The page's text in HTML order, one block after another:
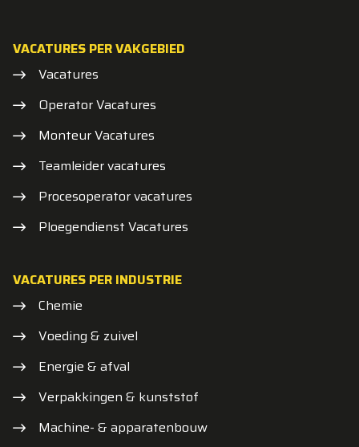
VACATURES PER VAKGEBIED
Vacatures
Operator Vacatures
Monteur Vacatures
Teamleider vacatures
Procesoperator vacatures
Ploegendienst Vacatures
VACATURES PER INDUSTRIE
Chemie
Voeding & zuivel
Energie & afval
Verpakkingen & kunststof
Machine- & apparatenbouw